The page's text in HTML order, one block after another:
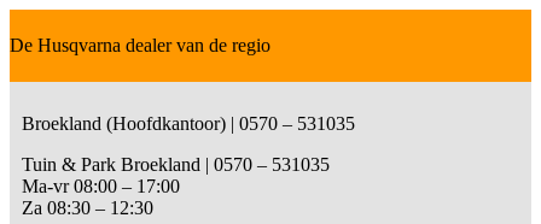
De Husqvarna dealer van de regio
Broekland (Hoofdkantoor) | 0570 – 531035
Tuin & Park Broekland | 0570 – 531035
Ma-vr 08:00 – 17:00
Za 08:30 – 12:30